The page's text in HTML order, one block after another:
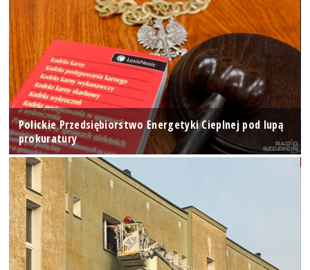
Polickie Przedsiębiorstwo Energetyki Cieplnej pod lupą
prokuratury